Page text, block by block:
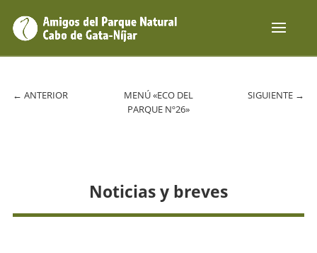
← ANTERIOR
MENÚ «ECO DEL
PARQUE Nº26»
SIGUIENTE →
Noticias y breves